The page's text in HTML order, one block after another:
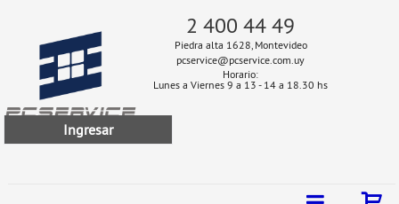
2 400 44 49
Piedra alta 1628, Montevideo
pcservice@pcservice.com.uy
Horario:
Lunes a Viernes 9 a 13 - 14 a 18.30 hs
Ingresar